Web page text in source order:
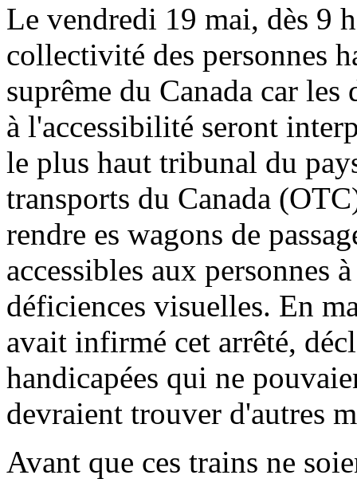
Le vendredi 19 mai, dès 9
collectivité des personnes
suprême du Canada car les
à l'accessibilité seront
le plus haut tribunal du
transports du Canada
rendre es wagons de
accessibles aux personnes
déficiences visuelles. En
avait infirmé cet arrêté,
handicapées qui ne
devraient trouver d'autres
Avant que ces trains ne